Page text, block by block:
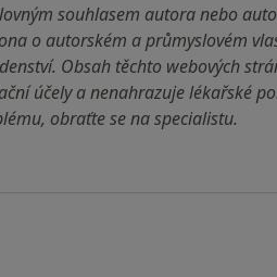
souhlasem autora nebo
o autorském a průmyslovém
Obsah těchto webových
účely a nenahrazuje lékařské
obraťte se na specialistu.